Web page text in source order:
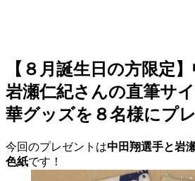
【８月誕生日の方限定
岩瀬仁紀さんの直筆サ
華グッズを８名様にプ
今回のプレゼントは中田翔選手と岩
色紙です！